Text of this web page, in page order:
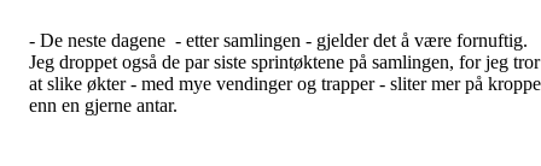
- De neste dagene - etter samlingen - gjelder det å være fornuftig.
Jeg droppet også de par siste sprintøktene på samlingen, for jeg tror
at slike økter - med mye vendinger og trapper - sliter mer på
enn en gjerne antar.